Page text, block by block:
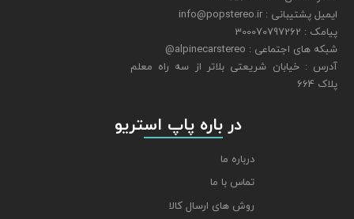
ایمیل پشتیبانی : info@popstereo.ir
پیامک : 300070797262
شبکه های اجتماعی : alpinecarstereo@
​​​​​​​آدرس : خیابان شریعتی بلاتر از سه راه معلم
پلاک 664
​​​​​​​ در باره پاپ استریو
درباره ما
تماس با ما
روش های ارسال کالا